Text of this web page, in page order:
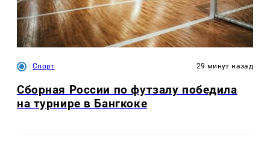
Спорт 29 минут назад
Сборная России по футзалу победила
на турнире в Бангкоке